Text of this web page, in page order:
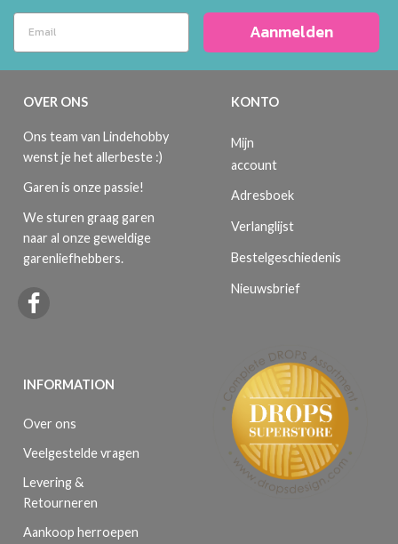
Aanmelden
OVER ONS
Ons team van Lindehobby
wenst je het allerbeste :)
Garen is onze passie!
We sturen graag garen
naar al onze geweldige
garenliefhebbers.
INFORMATION
Over ons
Veelgestelde vragen
Levering &
Retourneren
Aankoop herroepen
KONTO
Mijn
account
Adresboek
Verlanglijst
Bestelgeschiedenis
Nieuwsbrief